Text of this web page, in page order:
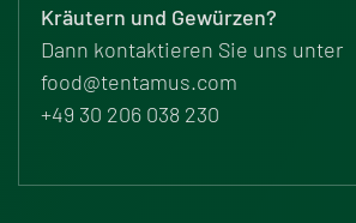
Kräutern und Gewürzen?
Dann kontaktieren Sie uns unter
food@tentamus.com
+49 30 206 038 230